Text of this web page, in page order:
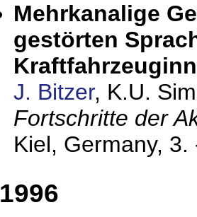
Mehrkanalige
gestörten
J. Bitzer, K.U.
Fortschritte der
Kiel, Germany, 3.
1996